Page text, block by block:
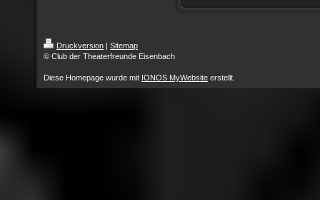
Druckversion | Sitemap
© Club der Theaterfreunde Eisenbach
Diese Homepage wurde mit IONOS MyWebsite erstellt.